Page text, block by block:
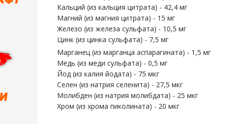
Кальций (из кальция цитрата) - 42,4 мг
Магний (из магния цитрата) - 15 мг
Железо (из железа сульфата) - 10,5 мг
Цинк (из цинка сульфата) - 7,5 мг
Марганец (из марганца аспарагината) - 1,5 мг
Медь (из меди сульфата) - 0,5 мг
Йод (из калия йодата) - 75 мкг
Селен (из натрия селенита) - 27,5 мкг
Молибден (из натрия молибдата) - 25 мкг
Хром (из хрома пиколината) - 20 мкг